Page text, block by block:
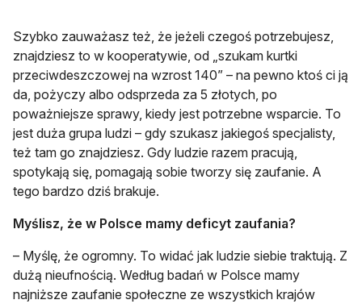
Szybko zauważasz też, że jeżeli czegoś potrzebujesz,
znajdziesz to w kooperatywie, od „szukam kurtki
przeciwdeszczowej na wzrost 140” – na pewno ktoś ci ją
da, pożyczy albo odsprzeda za 5 złotych, po
poważniejsze sprawy, kiedy jest potrzebne wsparcie. To
jest duża grupa ludzi – gdy szukasz jakiegoś specjalisty,
też tam go znajdziesz. Gdy ludzie razem pracują,
spotykają się, pomagają sobie tworzy się zaufanie. A
tego bardzo dziś brakuje.
Myślisz, że w Polsce mamy deficyt zaufania?
– Myślę, że ogromny. To widać jak ludzie siebie traktują. Z
dużą nieufnością. Według badań w Polsce mamy
najniższe zaufanie społeczne ze wszystkich krajów